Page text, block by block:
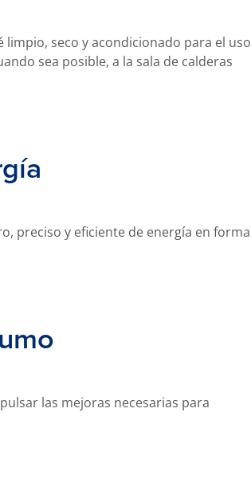
seco y acondicionado para el uso
sea posible, a la sala de calderas
preciso y eficiente de energía en forma
las mejoras necesarias para